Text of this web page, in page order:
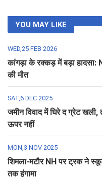
YOU MAY LIKE
WED,25 FEB 2026
कांगड़ा के रक्कड़ में बड़ा हादसा:
की मौत
SAT,6 DEC 2025
जमीन विवाद में घिरे द ग्रेट
ऊपर नहीं
MON,3 NOV 2025
शिमला-मटौर NH पर ट्रक ने
तक हंगामा